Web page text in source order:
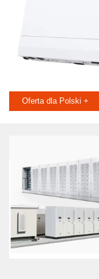
Oferta dla Polski +